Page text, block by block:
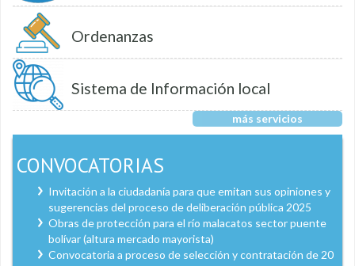
Ordenanzas
Sistema de Información local
más servicios
CONVOCATORIAS
Invitación a la ciudadanía para que emitan sus opiniones y
sugerencias del proceso de deliberación pública 2025
Obras de protección para el río malacatos sector puente
bolívar (altura mercado mayorista)
Convocatoria a proceso de selección y contratación de 20